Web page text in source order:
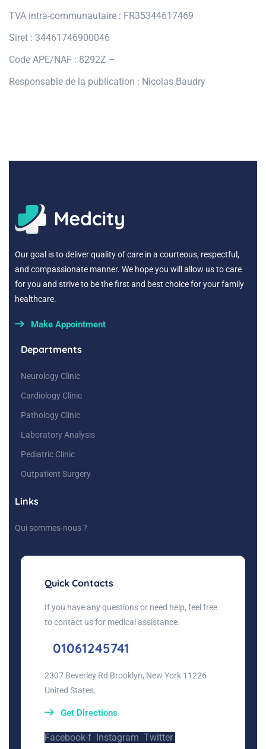
TVA intra-communautaire : FR35344617469
Siret : 34461746900046
Code APE/NAF : 8292Z –
Responsable de la publication : Nicolas Baudry
Our goal is to deliver quality of care in a courteous, respectful,
and compassionate manner. We hope you will allow us to care
for you and strive to be the first and best choice for your family
healthcare.
Make Appointment
Departments
Neurology Clinic
Cardiology Clinic
Pathology Clinic
Laboratory Analysis
Pediatric Clinic
Outpatient Surgery
Links
Qui sommes-nous ?
Quick Contacts
If you have any questions or need help, feel free
to contact us for medical assistance.
01061245741
2307 Beverley Rd Brooklyn, New York 11226
United States.
Get Directions
Facebook-f Instagram Twitter